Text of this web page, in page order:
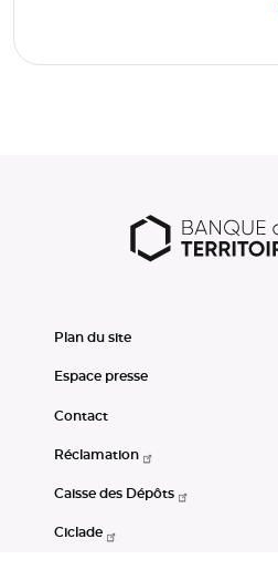
Plan du site
Espace presse
Contact
Réclamation
Caisse des Dépôts
Ciclade